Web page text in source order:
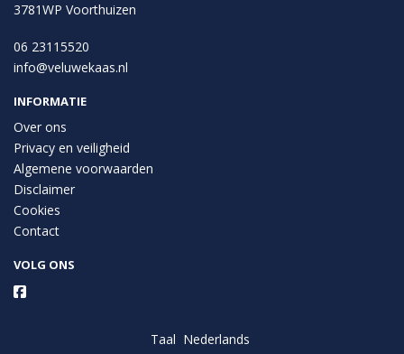
3781WP Voorthuizen
06 23115520
info@veluwekaas.nl
INFORMATIE
Over ons
Privacy en veiligheid
Algemene voorwaarden
Disclaimer
Cookies
Contact
VOLG ONS
Taal